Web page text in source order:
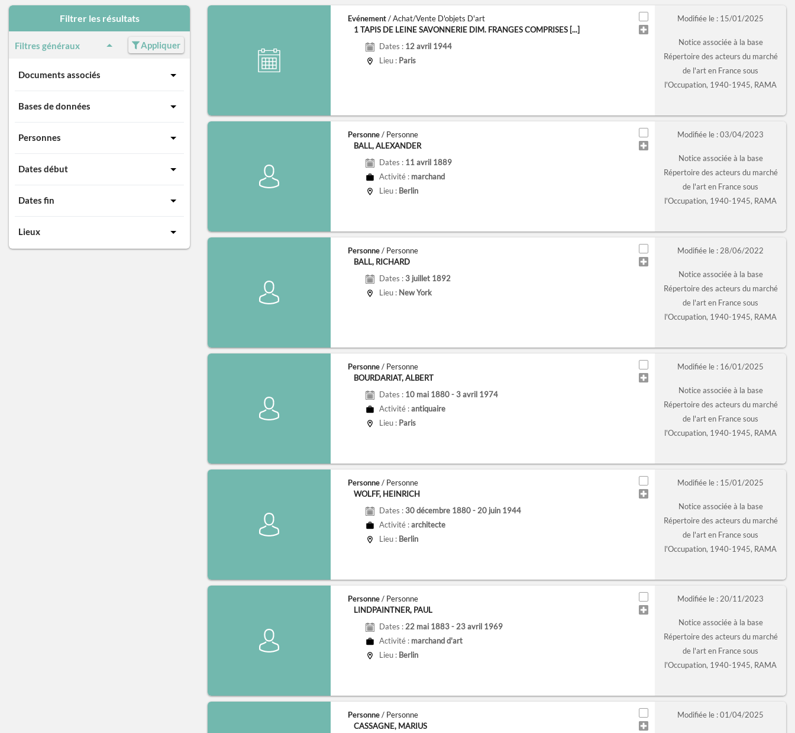
Filtrer les résultats
Filtres généraux Appliquer
Documents associés
Bases de données
Personnes
Dates début
Dates fin
Lieux
Evénement/ Achat/vente D'objets D'art
1 TAPIS DE LEINE SAVONNERIE DIM. FRANGES COMPRISES [...]
Dates : 12 avril 1944
Lieu : Paris
Modifiée le : 15/01/2025
Notice associée à la base
Répertoire des acteurs du marché
de l'art en France sous
l'Occupation, 1940-1945, RAMA
Personne/ Personne
BALL, ALEXANDER
Dates : 11 avril 1889
Activité : marchand
Lieu : Berlin
Modifiée le : 03/04/2023
Notice associée à la base
Répertoire des acteurs du marché
de l'art en France sous
l'Occupation, 1940-1945, RAMA
Personne/ Personne
BALL, RICHARD
Dates :3 juillet 1892
Lieu : New York
Modifiée le : 28/06/2022
Notice associée à la base
Répertoire des acteurs du marché
de l'art en France sous
l'Occupation, 1940-1945, RAMA
Personne/ Personne
BOURDARIAT, ALBERT
Dates : 10 mai 1880 - 3 avril 1974
Activité :antiquaire
Lieu : Paris
Modifiée le : 16/01/2025
Notice associée à la base
Répertoire des acteurs du marché
de l'art en France sous
l'Occupation, 1940-1945, RAMA
Personne/ Personne
WOLFF, HEINRICH
Dates :30 décembre 1880 - 20 juin 1944
Activité :architecte
Lieu : Berlin
Modifiée le : 15/01/2025
Notice associée à la base
Répertoire des acteurs du marché
de l'art en France sous
l'Occupation, 1940-1945, RAMA
Personne/ Personne
LINDPAINTNER, PAUL
Dates : 22 mai 1883 - 23 avril 1969
Activité : marchand d'art
Lieu : Berlin
Modifiée le : 20/11/2023
Notice associée à la base
Répertoire des acteurs du marché
de l'art en France sous
l'Occupation, 1940-1945, RAMA
Personne/ Personne
CASSAGNE, MARIUS
Modifiée le : 01/04/2025